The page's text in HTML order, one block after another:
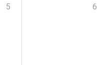
5 6